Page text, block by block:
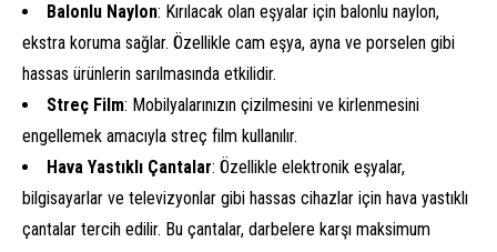
Balonlu Naylon: Kırılacak olan eşyalar için balonlu naylon,
ekstra koruma sağlar. Özellikle cam eşya, ayna ve porselen gibi
hassas ürünlerin sarılmasında etkilidir.
Streç Film: Mobilyalarınızın çizilmesini ve kirlenmesini
engellemek amacıyla streç film kullanılır.
Hava Yastıklı Çantalar: Özellikle elektronik eşyalar,
bilgisayarlar ve televizyonlar gibi hassas cihazlar için hava yastıklı
çantalar tercih edilir. Bu çantalar, darbelere karşı maksimum